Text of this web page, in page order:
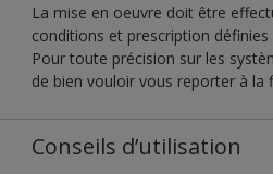
La mise en oeuvre doit être
conditions et prescription définies
Pour toute précision sur les
de bien vouloir vous reporter à la
Conseils d’utilisation